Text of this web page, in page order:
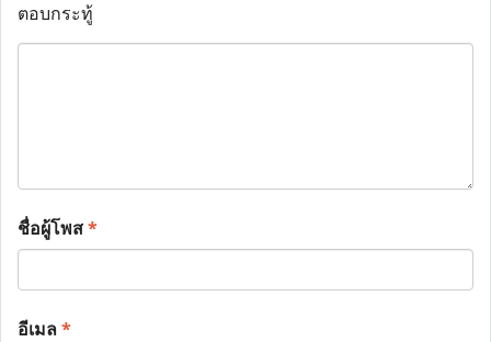
ตอบกระทู้
ชื่อผู้โพส*
อีเมล*